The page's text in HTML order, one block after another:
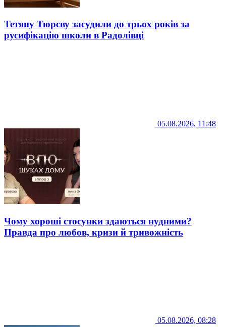
Тетяну Тюрєву засудили до трьох років за
русифікацію школи в Радолівці
05.08.2026, 11:48
Чому хороші стосунки здаються нудними?
Правда про любов, кризи й тривожність
05.08.2026, 08:28